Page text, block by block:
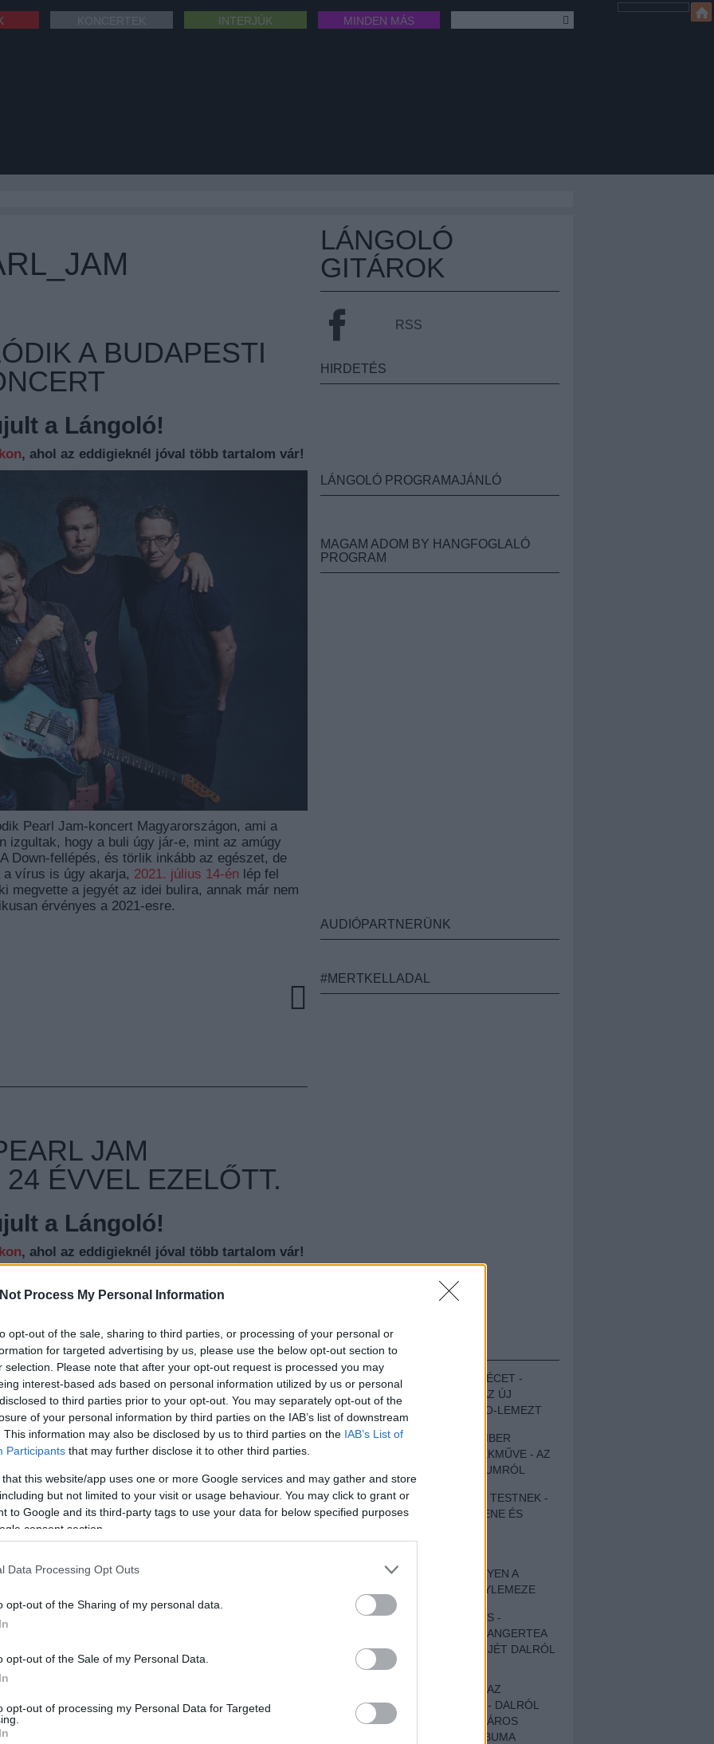
Process My Personal Information
opt-out of the sale, sharing to third parties, or processing of your personal or
for targeted advertising by us, please use the below opt-out section to
selection. Please note that after your opt-out request is processed you may
interest-based ads based on personal information utilized by us or personal
to third parties prior to your opt-out. You may separately opt-out of the
of your personal information by third parties on the IAB’s list of downstream
This information may also be disclosed by us to third parties on the IAB’s List of
Participants that may further disclose it to other third parties.
that this website/app uses one or more Google services and may gather and store
but not limited to your visit or usage behaviour. You may click to grant or
to Google and its third-party tags to use your data for below specified purposes
consent section.
Data Processing Opt Outs
opt-out of the Sharing of my personal data.
opt-out of the Sale of my Personal Data.
opt-out of processing my Personal Data for Targeted
INTERJÚK MINDEN MÁS
A BUDAPESTI
a Lángoló!
, ahol az eddigieknél jóval több tartalom vár!
Pearl Jam-koncert Magyarországon, ami a
izgultak, hogy a buli úgy jár-e, mint az amúgy
Down-fellépés, és törlik inkább az egészet, de
a vírus is úgy akarja, 2021. július 14-én lép fel
megvette a jegyét az idei bulira, annak már nem
érvényes a 2021-esre.
JAM
ÉVVEL EZELŐTT.
a Lángoló!
, ahol az eddigieknél jóval több tartalom vár!
Ilyet eddig csak egyszer csinált a
volna még egy buli azóta a kétezres évek
a csapat akkor, hogy inkább az utolsó
Katowicében. Most viszont érdekelt volna egy
a koronavírust nem érdekelte, így ismét elmaradt
A zenekar engesztelésül minden most elmaradt
egy korábbi országbeli fellépésről, így
évvel ezelőtti pesti helyszínről. Hát az, amit
viszonylag jó hangú, egykamerás felvétele. Vajon
LÁNGOLÓ
GITÁROK
RSS
HIRDETÉS
LÁNGOLÓ PROGRAMAJÁNLÓ
MAGAM ADOM BY HANGFOGLALÓ
PROGRAM
AUDIÓPARTNERÜNK
#MERTKELLADAL
EZT HALLGASD!
MEGUGROTTÁK A LÉCET -
MEGHALLGATTUK AZ ÚJ
PROTEST THE HERO-LEMEZT
EGY DÜHÖS VÉNEMBER
UNIVERZÁLIS REMEKMŰVE - AZ
ÚJ BOB DYLAN-ALBUMRÓL
ZENE LÉLEKNEK ÉS TESTNEK -
AUTENTIKUS NÉPZENE ÉS
SZOMORKODÁS - ILYEN A
KATATONIA ÚJ NAGYLEMEZE
CROCODILE NERVES -
HALLGASD MEG AZ ANGERTEA
MA MEGJELENT EP-JÉT DALRÓL
DALRA!
A FELELŐSSÉGTŐL AZ
ELLOPOTT FÖLDIG - DALRÓL
DALRA A KÉPZELT VÁROS
SAMIZDAT CÍMŰ ALBUMA